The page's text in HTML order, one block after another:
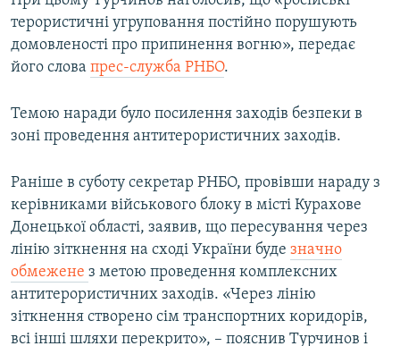
терористичні угруповання постійно порушують
домовленості про припинення вогню», передає
його слова прес-служба РНБО.
Темою наради було посилення заходів безпеки в
зоні проведення антитерористичних заходів.
Раніше в суботу секретар РНБО, провівши нараду з
керівниками військового блоку в місті Курахове
Донецької області, заявив, що пересування через
лінію зіткнення на сході України буде значно
обмежене з метою проведення комплексних
антитерористичних заходів. «Через лінію
зіткнення створено сім транспортних коридорів,
всі інші шляхи перекрито», – пояснив Турчинов і